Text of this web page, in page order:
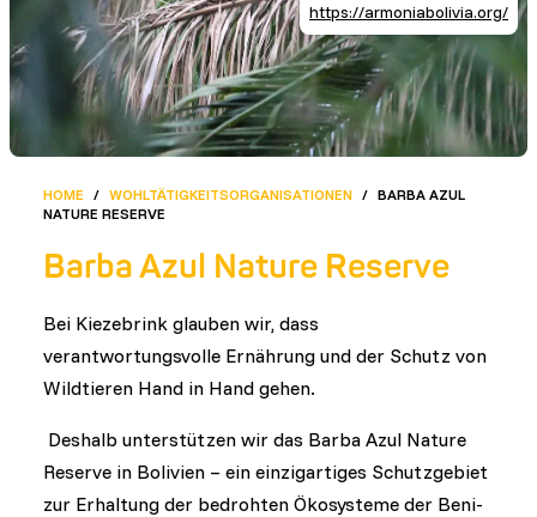
https://armoniabolivia.org/
HOME / WOHLTÄTIGKEITSORGANISATIONEN / BARBA AZUL
NATURE RESERVE
Barba Azul Nature Reserve
Bei Kiezebrink glauben wir, dass
verantwortungsvolle Ernährung und der Schutz von
Wildtieren Hand in Hand gehen.
Deshalb unterstützen wir das Barba Azul Nature
Reserve in Bolivien – ein einzigartiges Schutzgebiet
zur Erhaltung der bedrohten Ökosysteme der Beni-